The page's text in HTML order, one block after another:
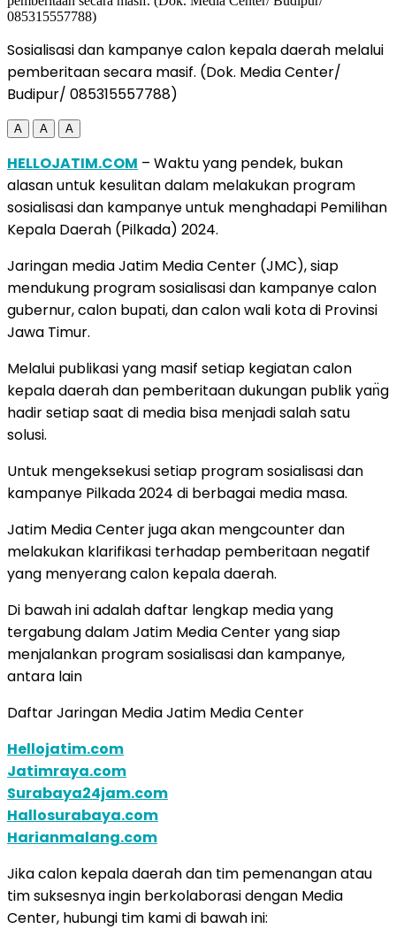
Sosialisasi dan kampanye calon kepala daerah melalui
pemberitaan secara masif. (Dok. Media Center/
Budipur/ 085315557788)
A A A
HELLOJATIM.COM – Waktu yang pendek, bukan
alasan untuk kesulitan dalam melakukan program
sosialisasi dan kampanye untuk menghadapi Pemilihan
Kepala Daerah (Pilkada) 2024.
Jaringan media Jatim Media Center (JMC), siap
mendukung program sosialisasi dan kampanye calon
gubernur, calon bupati, dan calon wali kota di Provinsi
Jawa Timur.
Melalui publikasi yang masif setiap kegiatan calon
kepala daerah dan pemberitaan dukungan publik yan̈g
hadir setiap saat di media bisa menjadi salah satu
solusi.
Untuk mengeksekusi setiap program sosialisasi dan
kampanye Pilkada 2024 di berbagai media masa.
Jatim Media Center juga akan mengcounter dan
melakukan klarifikasi terhadap pemberitaan negatif
yang menyerang calon kepala daerah.
Di bawah ini adalah daftar lengkap media yang
tergabung dalam Jatim Media Center yang siap
menjalankan program sosialisasi dan kampanye,
antara lain
Daftar Jaringan Media Jatim Media Center
Hellojatim.com
Jatimraya.com
Surabaya24jam.com
Hallosurabaya.com
Harianmalang.com
Jika calon kepala daerah dan tim pemenangan atau
tim suksesnya ingin berkolaborasi dengan Media
Center, hubungi tim kami di bawah ini: